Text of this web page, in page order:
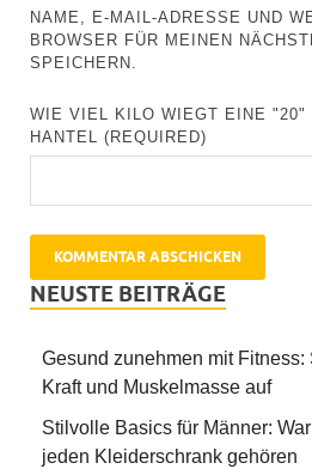
NAME, E-MAIL-ADRESSE UND
BROWSER FÜR MEINEN
SPEICHERN.
WIE VIEL KILO WIEGT EINE "20"
HANTEL (REQUIRED)
NEUSTE BEITRÄGE
Gesund zunehmen mit Fitness:
Kraft und Muskelmasse auf
Stilvolle Basics für Männer:
jeden Kleiderschrank gehören